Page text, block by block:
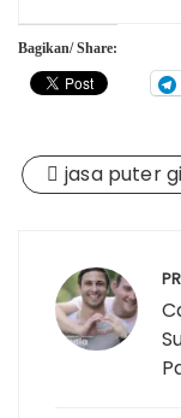
Bagikan/ Share:
jasa puter
navigation